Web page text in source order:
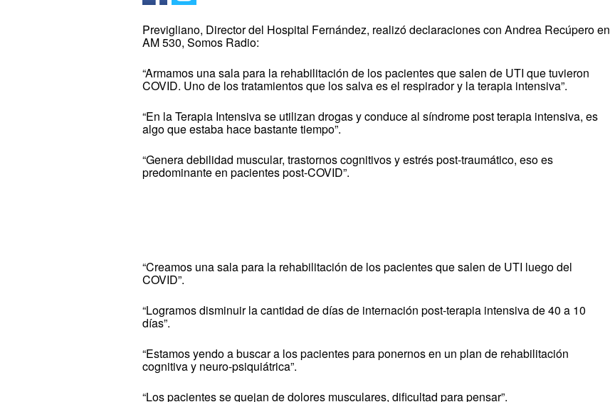
Previgliano, Director del Hospital Fernández, realizó declaraciones con Andrea Recúpero en
AM 530, Somos Radio:
“Armamos una sala para la rehabilitación de los pacientes que salen de UTI que tuvieron
COVID. Uno de los tratamientos que los salva es el respirador y la terapia intensiva”.
“En la Terapia Intensiva se utilizan drogas y conduce al síndrome post terapia intensiva, es
algo que estaba hace bastante tiempo”.
“Genera debilidad muscular, trastornos cognitivos y estrés post-traumático, eso es
predominante en pacientes post-COVID”.
“Creamos una sala para la rehabilitación de los pacientes que salen de UTI luego del
COVID”.
“Logramos disminuir la cantidad de días de internación post-terapia intensiva de 40 a 10
días”.
“Estamos yendo a buscar a los pacientes para ponernos en un plan de rehabilitación
cognitiva y neuro-psiquiátrica”.
“Los pacientes se quejan de dolores musculares, dificultad para pensar”.